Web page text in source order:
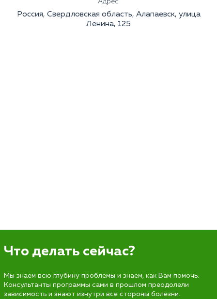
Адрес:
Россия, Свердловская область, Алапаевск, улица
Ленина, 125
Что делать сейчас?
Мы знаем всю глубину проблемы и знаем, как Вам помочь.
Консультанты программы сами в прошлом преодолели
зависимость и знают изнутри все стороны болезни.